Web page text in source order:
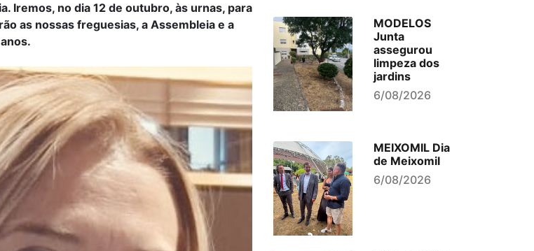
Iremos, no dia 12 de outubro, às urnas, para
as nossas freguesias, a Assembleia e a
MODELOS
Junta
assegurou
limpeza dos
jardins
6/08/2026
MEIXOMIL Dia
de Meixomil
6/08/2026